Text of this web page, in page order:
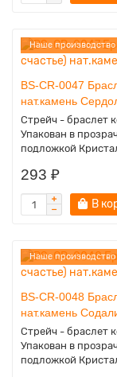
Наше производство
BS-CR-0047
нат.камень
Стрейч - браслет
Упакован в
подложкой
293 ₽
В
Наше производство
BS-CR-0048
нат.камень
Стрейч - браслет
Упакован в
подложкой